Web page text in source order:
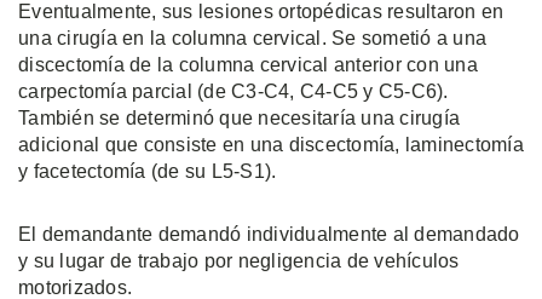
Eventualmente, sus lesiones ortopédicas resultaron en
una cirugía en la columna cervical. Se sometió a una
discectomía de la columna cervical anterior con una
carpectomía parcial (de C3-C4, C4-C5 y C5-C6).
También se determinó que necesitaría una cirugía
adicional que consiste en una discectomía, laminectomía
y facetectomía (de su L5-S1).
El demandante demandó individualmente al demandado
y su lugar de trabajo por negligencia de vehículos
motorizados.